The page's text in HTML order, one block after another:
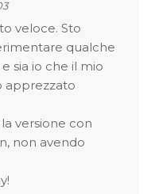
veloce. Sto
qualche
sia io che il mio
apprezzato
versione con
non avendo